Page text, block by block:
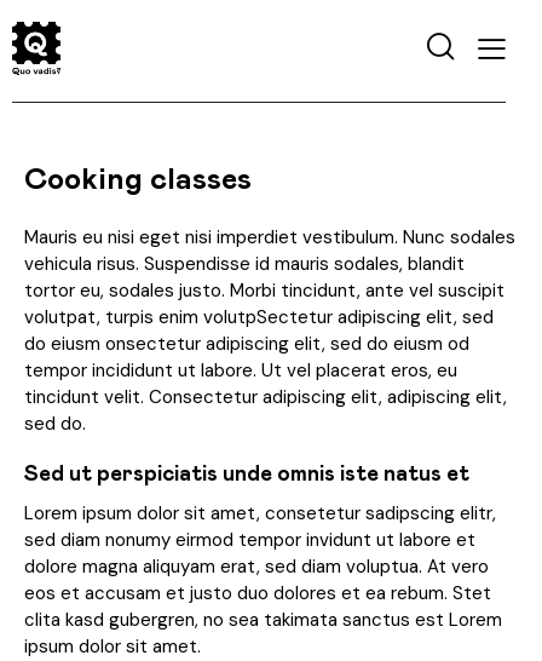
Cooking classes
Mauris eu nisi eget nisi imperdiet vestibulum. Nunc sodales
vehicula risus. Suspendisse id mauris sodales, blandit
tortor eu, sodales justo. Morbi tincidunt, ante vel suscipit
volutpat, turpis enim volutpSectetur adipiscing elit, sed
do eiusm onsectetur adipiscing elit, sed do eiusm od
tempor incididunt ut labore. Ut vel placerat eros, eu
tincidunt velit. Consectetur adipiscing elit, adipiscing elit,
sed do.
Sed ut perspiciatis unde omnis iste natus et
Lorem ipsum dolor sit amet, consetetur sadipscing elitr,
sed diam nonumy eirmod tempor invidunt ut labore et
dolore magna aliquyam erat, sed diam voluptua. At vero
eos et accusam et justo duo dolores et ea rebum. Stet
clita kasd gubergren, no sea takimata sanctus est Lorem
ipsum dolor sit amet.